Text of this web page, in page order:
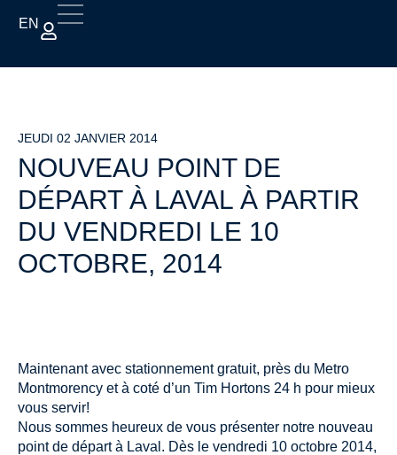
EN
JEUDI 02 JANVIER 2014
NOUVEAU POINT DE
DÉPART À LAVAL À PARTIR
DU VENDREDI LE 10
OCTOBRE, 2014
Maintenant avec stationnement gratuit, près du Metro
Montmorency et à coté d’un Tim Hortons 24 h pour mieux
vous servir!
Nous sommes heureux de vous présenter notre nouveau
point de départ à Laval. Dès le vendredi 10 octobre 2014,